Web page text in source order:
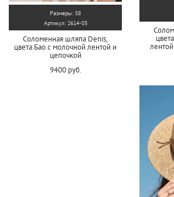
Размеры: 58
Артикул: 2614-03
Соломенная шляпа Denis,
цвета Бао с молочной лентой и
цепочкой
9400 руб.